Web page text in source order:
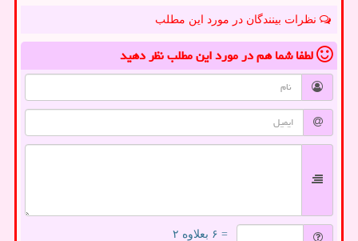
نظرات بینندگان در مورد این مطلب
لطفا شما همدر مورد این مطلبنظر دهید
= ۶ بعلاوه ۲